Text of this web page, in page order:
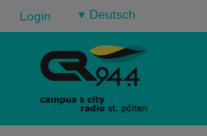
Login ▾